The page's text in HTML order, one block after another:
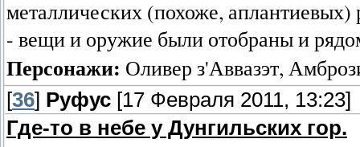
металлических (похоже, аплантиевых)
- вещи и оружие были отобраны и
Персонажи: Оливер з'Аввазэт,
[36] Руфус [17 Февраля 2011, 13:23]
Где-то в небе у Дунгильских гор.